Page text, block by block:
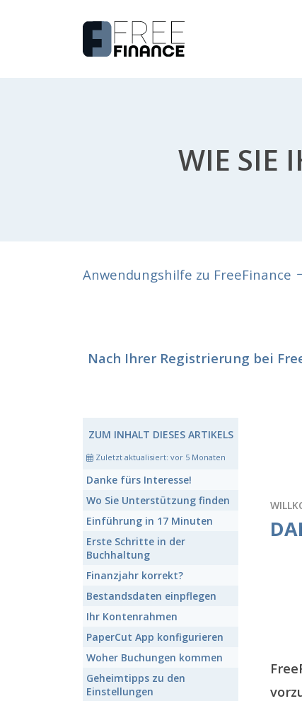
WIE SIE
Anwendungshilfe zu FreeFinance
Nach Ihrer Registrierung bei
ZUM INHALT DIESES ARTIKELS
Zuletzt aktualisiert: vor 5 Monaten
Danke fürs Interesse!
Wo Sie Unterstützung finden
Einführung in 17 Minuten
Erste Schritte in der
Buchhaltung
Finanzjahr korrekt?
Bestandsdaten einpflegen
Ihr Kontenrahmen
PaperCut App konfigurieren
Woher Buchungen kommen
Geheimtipps zu den
Einstellungen